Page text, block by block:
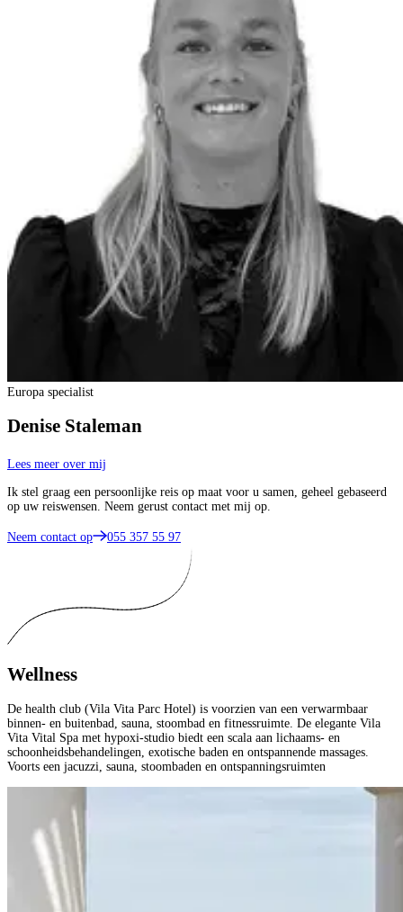
Europa specialist
Denise Staleman
Lees meer over mij
Ik stel graag een persoonlijke reis op maat voor u samen, geheel gebaseerd
op uw reiswensen. Neem gerust contact met mij op.
Neem contact op 055 357 55 97
Wellness
De health club (Vila Vita Parc Hotel) is voorzien van een verwarmbaar
binnen- en buitenbad, sauna, stoombad en fitnessruimte. De elegante Vila
Vita Vital Spa met hypoxi-studio biedt een scala aan lichaams- en
schoonheidsbehandelingen, exotische baden en ontspannende massages.
Voorts een jacuzzi, sauna, stoombaden en ontspanningsruimten